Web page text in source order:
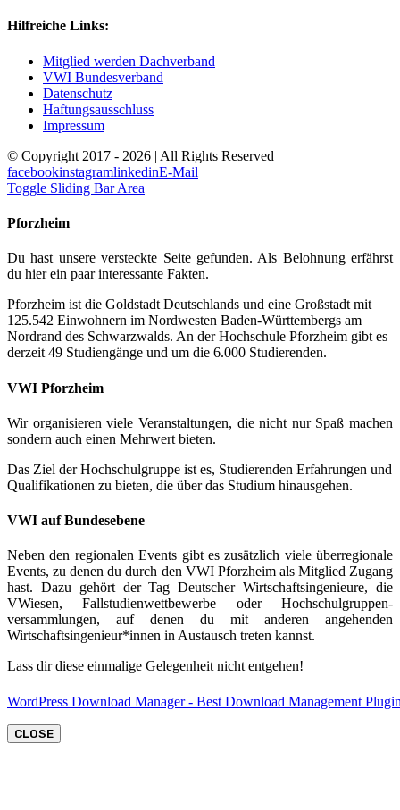
Hilfreiche Links:
Mitglied werden Dachverband
VWI Bundesverband
Datenschutz
Haftungsausschluss
Impressum
© Copyright 2017 - 2026 | All Rights Reserved
facebookinstagramlinkedinE-Mail
Toggle Sliding Bar Area
Pforzheim
Du hast unsere versteckte Seite gefunden. Als Belohnung erfährst
du hier ein paar interessante Fakten.
Pforzheim ist die Goldstadt Deutschlands und eine Großstadt mit
125.542 Einwohnern im Nordwesten Baden-Württembergs am
Nordrand des Schwarzwalds. An der Hochschule Pforzheim gibt es
derzeit 49 Studiengänge und um die 6.000 Studierenden.
VWI Pforzheim
Wir organisieren viele Veranstaltungen, die nicht nur Spaß machen
sondern auch einen Mehrwert bieten.
Das Ziel der Hochschulgruppe ist es, Studierenden Erfahrungen und
Qualifikationen zu bieten, die über das Studium hinausgehen.
VWI auf Bundesebene
Neben den regionalen Events gibt es zusätzlich viele überregionale
Events, zu denen du durch den VWI Pforzheim als Mitglied Zugang
hast. Dazu gehört der Tag Deutscher Wirtschaftsingenieure, die
VWiesen, Fallstudienwettbewerbe oder Hochschulgruppen-
versammlungen, auf denen du mit anderen angehenden
Wirtschaftsingenieur*innen in Austausch treten kannst.
Lass dir diese einmalige Gelegenheit nicht entgehen!
WordPress Download Manager - Best Download Management
CLOSE